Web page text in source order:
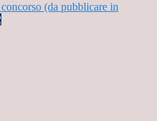
(da pubblicare in